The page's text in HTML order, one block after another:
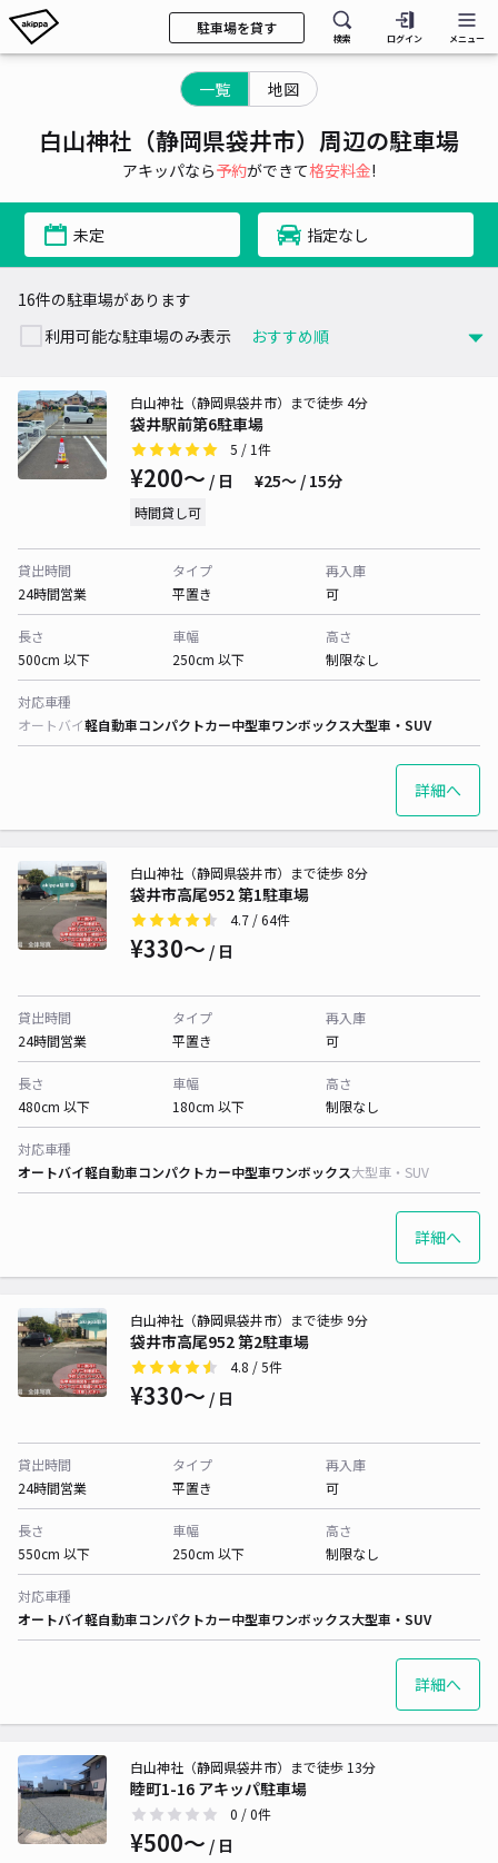
駐車場を貸す
検索 ログイン メニュー
一覧 地図
白山神社（静岡県袋井市）周辺の駐車場
アキッパなら予約ができて格安料金!
未定 指定なし
16件の駐車場があります
利用可能な駐車場のみ表示
袋井駅前第6駐車場
白山神社（静岡県袋井市）まで徒歩 4分
5 / 1件
¥200〜 / 日 ¥25〜 / 15分
時間貸し可
貸出時間
24時間営業
タイプ
平置き
再入庫
可
長さ
500cm 以下
車幅
250cm 以下
高さ
制限なし
対応車種
オートバイ軽自動車コンパクトカー中型車ワンボックス大型車・SUV
詳細へ
袋井市高尾952 第1駐車場
白山神社（静岡県袋井市）まで徒歩 8分
4.7 / 64件
¥330〜 / 日
貸出時間
24時間営業
タイプ
平置き
再入庫
可
長さ
480cm 以下
車幅
180cm 以下
高さ
制限なし
対応車種
オートバイ軽自動車コンパクトカー中型車ワンボックス大型車・SUV
詳細へ
袋井市高尾952 第2駐車場
白山神社（静岡県袋井市）まで徒歩 9分
4.8 / 5件
¥330〜 / 日
貸出時間
24時間営業
タイプ
平置き
再入庫
可
長さ
550cm 以下
車幅
250cm 以下
高さ
制限なし
対応車種
オートバイ軽自動車コンパクトカー中型車ワンボックス大型車・SUV
詳細へ
睦町1-16 アキッパ駐車場
白山神社（静岡県袋井市）まで徒歩 13分
0 / 0件
¥500〜 / 日